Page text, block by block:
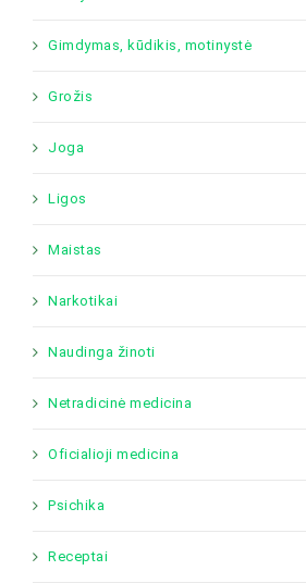
Gimdymas, kūdikis, motinystė
Grožis
Joga
Ligos
Maistas
Narkotikai
Naudinga žinoti
Netradicinė medicina
Oficialioji medicina
Psichika
Receptai